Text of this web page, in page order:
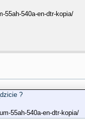
55ah-540a-en-dtr-kopia/
?
55ah-540a-en-dtr-kopia/